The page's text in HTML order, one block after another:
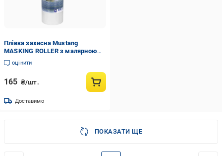
Плівка захисна Mustang
MASKING ROLLER з малярною
стрічкою 15 м/1100 мм
(MR1100)
оцінити
165 ₴/шт.
Доставимо
ПОКАЗАТИ ЩЕ